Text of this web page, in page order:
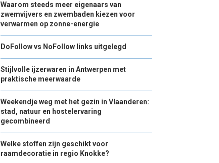
Waarom steeds meer eigenaars van
zwemvijvers en zwembaden kiezen voor
verwarmen op zonne-energie
DoFollow vs NoFollow links uitgelegd
Stijlvolle ijzerwaren in Antwerpen met
praktische meerwaarde
Weekendje weg met het gezin in Vlaanderen:
stad, natuur en hostelervaring
gecombineerd
Welke stoffen zijn geschikt voor
raamdecoratie in regio Knokke?